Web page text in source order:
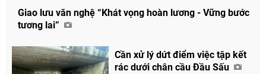
Giao lưu văn nghệ “Khát vọng hoàn lương - Vững bước
tương lai”
Cần xử lý dứt điểm việc tập kết
rác dưới chân cầu Đầu Sấu